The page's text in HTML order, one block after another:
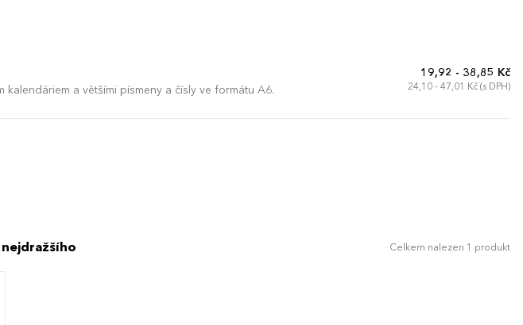
kalendáriem a většími písmeny a čísly ve formátu A6.
19,92 - 38,85 Kč
24,10 - 47,01 Kč (s DPH)
nejdražšího Celkem nalezen 1 produkt